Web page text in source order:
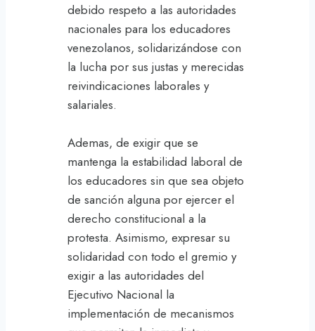
debido respeto a las autoridades
nacionales para los educadores
venezolanos, solidarizándose con
la lucha por sus justas y merecidas
reivindicaciones laborales y
salariales.
Ademas, de exigir que se
mantenga la estabilidad laboral de
los educadores sin que sea objeto
de sanción alguna por ejercer el
derecho constitucional a la
protesta. Asimismo, expresar su
solidaridad con todo el gremio y
exigir a las autoridades del
Ejecutivo Nacional la
implementación de mecanismos